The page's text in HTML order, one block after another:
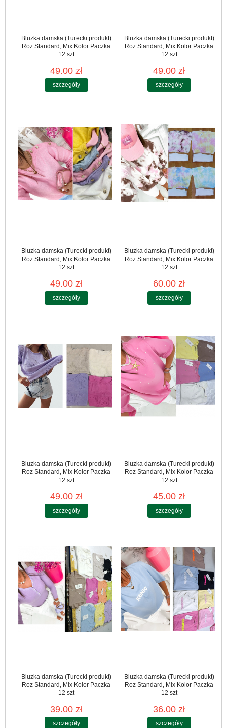
Bluzka damska (Turecki produkt)
Roz Standard, Mix Kolor Paczka
12 szt
49.00 zł
szczegóły
Bluzka damska (Turecki produkt)
Roz Standard, Mix Kolor Paczka
12 szt
49.00 zł
szczegóły
Bluzka damska (Turecki produkt)
Roz Standard, Mix Kolor Paczka
12 szt
49.00 zł
szczegóły
Bluzka damska (Turecki produkt)
Roz Standard, Mix Kolor Paczka
12 szt
60.00 zł
szczegóły
Bluzka damska (Turecki produkt)
Roz Standard, Mix Kolor Paczka
12 szt
49.00 zł
szczegóły
Bluzka damska (Turecki produkt)
Roz Standard, Mix Kolor Paczka
12 szt
45.00 zł
szczegóły
Bluzka damska (Turecki produkt)
Roz Standard, Mix Kolor Paczka
12 szt
39.00 zł
szczegóły
Bluzka damska (Turecki produkt)
Roz Standard, Mix Kolor Paczka
12 szt
36.00 zł
szczegóły